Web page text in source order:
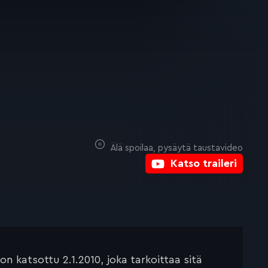
Katso traileri
Älä spoilaa, pysäytä taustavideo
katsottu 2.1.2010, joka tarkoittaa sitä